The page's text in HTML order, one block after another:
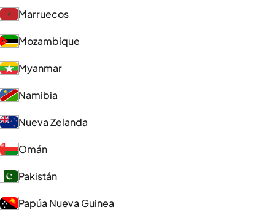
Marruecos
Mozambique
Myanmar
Namibia
Nueva Zelanda
Omán
Pakistán
Papúa Nueva Guinea